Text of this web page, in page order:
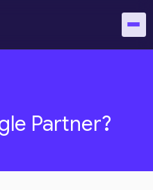
Partner?